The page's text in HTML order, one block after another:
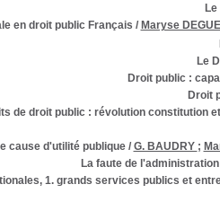
en droit public Français / Maryse
Le
Droit public :
Droit
de droit public : révolution constitution
cause d'utilité publique/ G. BAUDRY ;
La faute de l'administration
1. grands services publics et